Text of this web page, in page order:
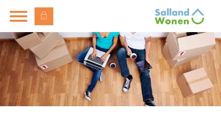
Naar hoofdinhoud
Naar hoofdnavigatiemenu
Naar zoeken
Naar de homepage
Ga naar Hoofd